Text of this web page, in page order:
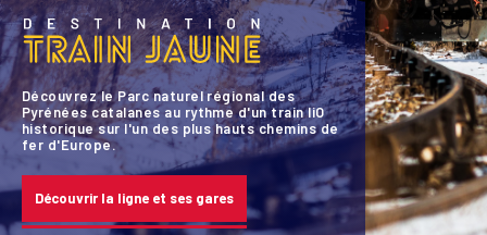
Découvrez le Parc naturel régional des
Pyrénées catalanes au rythme d'un train liO
historique sur l'un des plus hauts chemins de
fer d'Europe.
Découvrir la ligne et ses gares